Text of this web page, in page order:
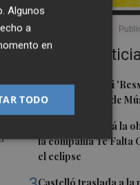
Últimas
1Culla estrena hui
primer Festival de
Castelló acogerá la
la compañía Te Falta
el eclipse
Algunos
a
en
TODO